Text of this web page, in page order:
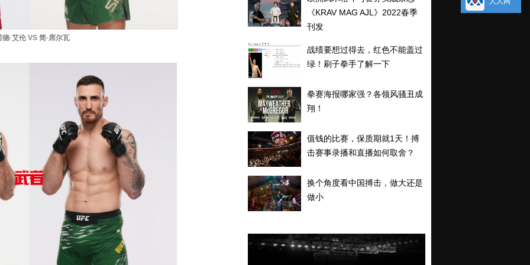
德·艾伦 VS 简·席尔瓦
《KRAV MAG AJL》2022春季
刊发
战绩要想过得去，红色不能盖过
绿！刷子拳手了解一下
拳赛海报哪家强？各领风骚丑成
翔！
值钱的比赛，保质期就1天！搏
击赛事录播和直播如何取舍？
换个角度看中国搏击，做大还是
做小